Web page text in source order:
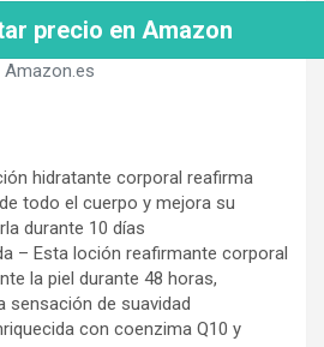
precio en Amazon
Amazon.es
hidratante corporal reafirma
todo el cuerpo y mejora su
durante 10 días
– Esta loción reafirmante corporal
la piel durante 48 horas,
sensación de suavidad
con coenzima Q10 y